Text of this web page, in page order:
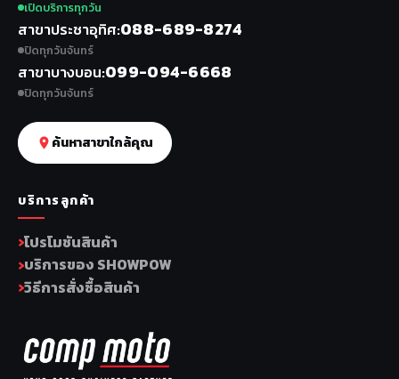
เปิดบริการทุกวัน
สาขาประชาอุทิศ 088-689-8274
ปิดทุกวันจันทร์
สาขาบางบอน 099-094-6668
ปิดทุกวันจันทร์
ค้นหาสาขาใกล้คุณ
บริการลูกค้า
โปรโมชันสินค้า
บริการของ SHOWPOW
วิธีการสั่งซื้อสินค้า